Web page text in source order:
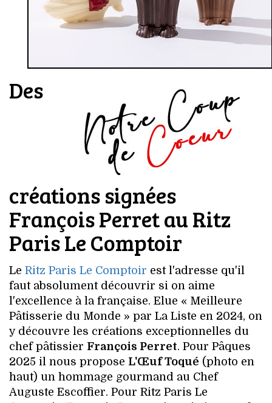
Des
créations signées
François Perret au Ritz
Paris Le Comptoir
Le Ritz Paris Le Comptoir est l'adresse qu'il
faut absolument découvrir si on aime
l'excellence à la française. Elue « Meilleure
Pâtisserie du Monde » par La Liste en 2024, on
y découvre les créations exceptionnelles du
chef pâtissier François Perret. Pour Pâques
2025 il nous propose L'Œuf Toqué (photo en
haut) un hommage gourmand au Chef
Auguste Escoffier. Pour Ritz Paris Le